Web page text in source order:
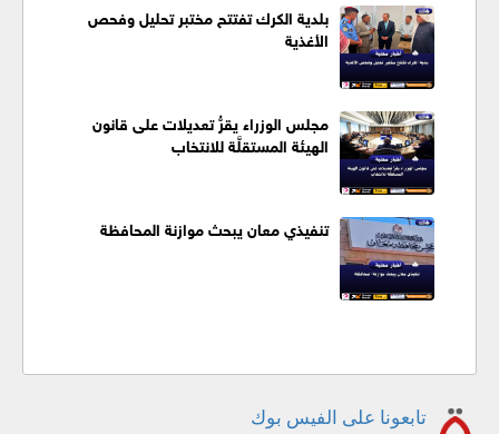
بلدية الكرك تفتتح مختبر تحليل وفحص
الأغذية
مجلس الوزراء يقرُّ تعديلات على قانون
الهيئة المستقلَّة للانتخاب
تنفيذي معان يبحث موازنة المحافظة
تابعونا على الفيس بوك